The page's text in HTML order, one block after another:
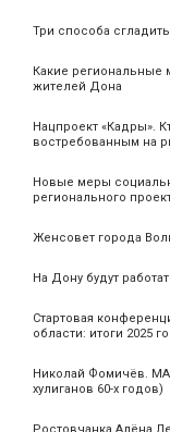
Три способа
Какие
жителей Дона
Нацпроект «Кадры».
востребованным на
Новые меры
регионального
Женсовет города
На Дону будут
Стартовая
области: итоги 2025
Николай Фомичёв.
хулиганов 60-х годов)